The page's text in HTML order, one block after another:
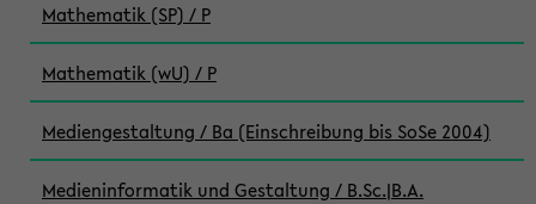
Mathematik (SP) / P
Mathematik (wU) / P
Mediengestaltung / Ba (Einschreibung bis SoSe 2004)
Medieninformatik und Gestaltung / B.Sc.|B.A.